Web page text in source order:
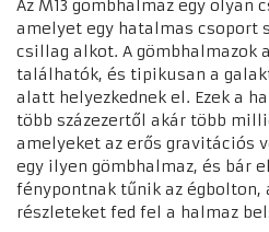
Az M13 gömbhalmaz egy
amelyet egy hatalmas csoport
csillag alkot. A gömbhalmazok
találhatók, és tipikusan a
alatt helyezkednek el. Ezek a
több százezertől akár több
amelyeket az erős gravitációs
egy ilyen gömbhalmaz, és bár
fénypontnak tűnik az égbolton,
részleteket fed fel a halmaz